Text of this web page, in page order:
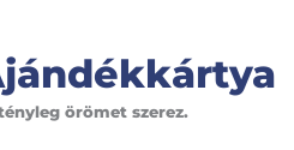
örömet szerez.